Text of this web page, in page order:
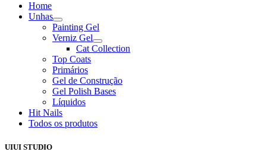
Home
Unhas
Show
sub
menu
Painting Gel
Verniz Gel
Show
sub
Cat Collection
Top Coats
Primários
Gel de Construção
Gel Polish Bases
Líquidos
Hit Nails
Todos os produtos
UIUI STUDIO